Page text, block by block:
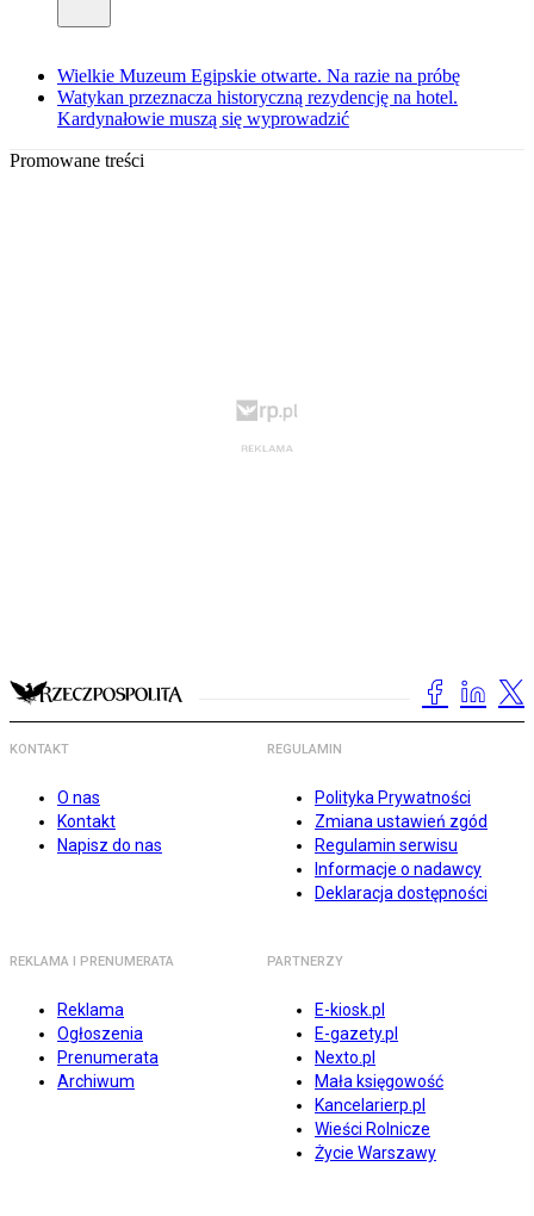
Wielkie Muzeum Egipskie otwarte. Na razie na próbę
Watykan przeznacza historyczną rezydencję na hotel.
Kardynałowie muszą się wyprowadzić
Promowane treści
KONTAKT
O nas
Kontakt
Napisz do nas
REGULAMIN
Polityka Prywatności
Zmiana ustawień zgód
Regulamin serwisu
Informacje o nadawcy
Deklaracja dostępności
REKLAMA I PRENUMERATA
Reklama
Ogłoszenia
Prenumerata
Archiwum
PARTNERZY
E-kiosk.pl
E-gazety.pl
Nexto.pl
Mała księgowość
Kancelarierp.pl
Wieści Rolnicze
Życie Warszawy